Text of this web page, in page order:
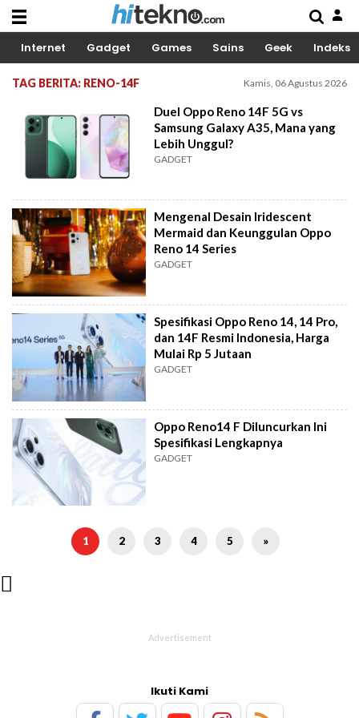
Internet Gadget Games Sains Geek Indeks
TAG BERITA: RENO-14F Kamis, 06 Agustus 2026
Duel Oppo Reno 14F 5G vs
Samsung Galaxy A35, Mana yang
Lebih Unggul?
GADGET
Mengenal Desain Iridescent
Mermaid dan Keunggulan Oppo
Reno 14 Series
GADGET
Spesifikasi Oppo Reno 14, 14 Pro,
dan 14F Resmi Indonesia, Harga
Mulai Rp 5 Jutaan
GADGET
Oppo Reno14 F Diluncurkan Ini
Spesifikasi Lengkapnya
GADGET
1 2 3 4 5 »

Ikuti Kami